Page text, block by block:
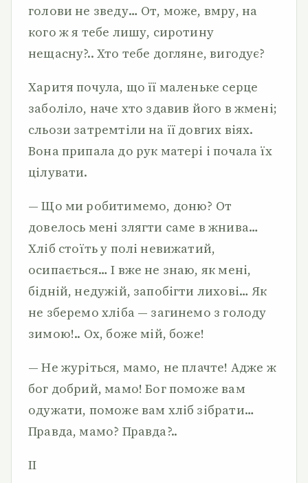
голови не зведу… От, може, вмру, на
кого ж я тебе лишу, сиротину
нещасну?.. Хто тебе догляне, вигодує?
Харитя почула, що її маленьке серце
заболіло, наче хто здавив його в жмені;
сльози затремтіли на її довгих віях.
Вона припала до рук матері і почала їх
цілувати.
— Що ми робитимемо, доню? От
довелось мені злягти саме в жнива…
Хліб стоїть у полі невижатий,
осипається… І вже не знаю, як мені,
бідній, недужій, запобігти лихові… Як
не зберемо хліба — загинемо з голоду
зимою!.. Ох, боже мій, боже!
— Не журіться, мамо, не плачте! Адже ж
бог добрий, мамо! Бог поможе вам
одужати, поможе вам хліб зібрати…
Правда, мамо? Правда?..
II